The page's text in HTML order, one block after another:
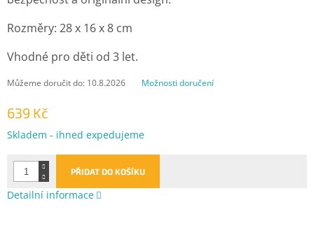
639 Kč
Měrná
Skladem - ihned expedujeme
Můžeme doručit do: 10.8.2026 Možnosti doručení
PŘIDAT DO KOŠÍKU
Rozměry: 28 x 16 x 8 cm
Vhodné pro děti od 3 let.
Detailní informace